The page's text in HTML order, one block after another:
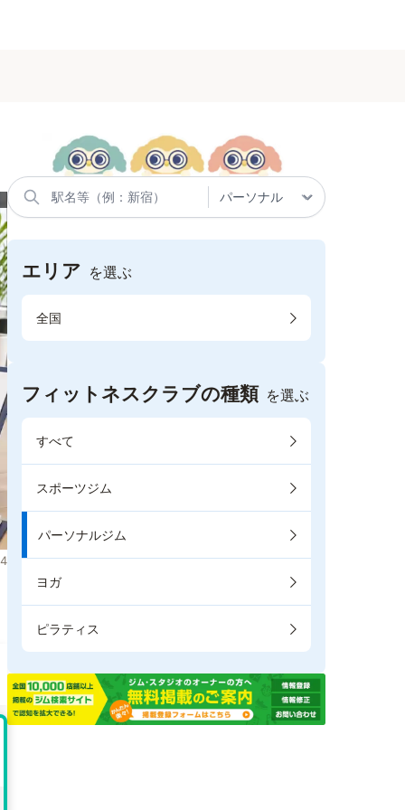
エリア を選ぶ
全国
フィットネスクラブの種類 を選ぶ
すべて
スポーツジム
パーソナルジム
ヨガ
ピラティス